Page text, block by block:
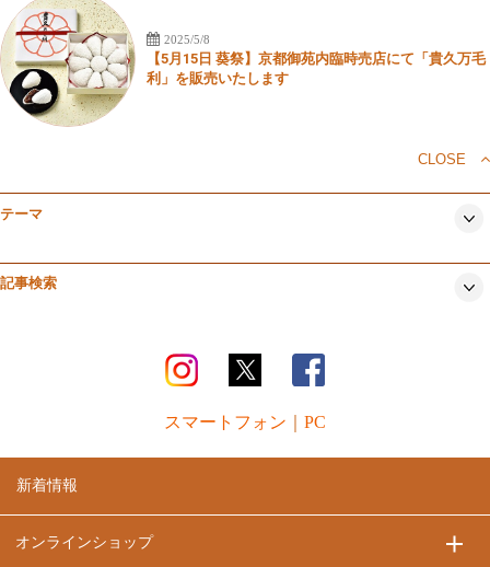
2025/5/8
【5月15日 葵祭】京都御苑内臨時売店にて「貴久万毛
利」を販売いたします
CLOSE
テーマ
記事検索
スマートフォン PC
新着情報
オンラインショップ